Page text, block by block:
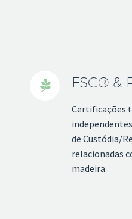

 FSC® &
Certificações
de Custódia/
relacionadas
madeira.